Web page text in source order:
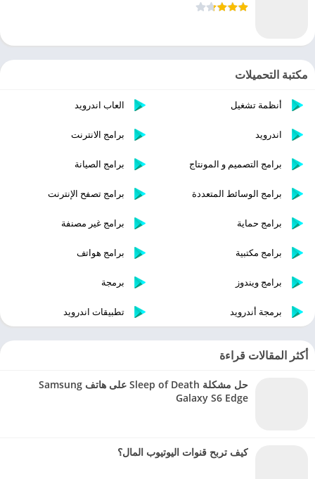
مكتبة التحميلات
أنظمة تشغيل العاب اندرويد
اندرويد برامج الانترنت
برامج التصميم و المونتاج برامج الصيانة
برامج الوسائط المتعددة برامج تصفح الإنترنت
برامج حماية برامج غير مصنفة
برامج مكتبية برامج هواتف
برامج ويندوز برمجة
برمجة أندرويد تطبيقات اندرويد
أكثر المقالات قراءة
حل مشكلة Sleep of Death على هاتف Samsung
Galaxy S6 Edge
كيف تربح قنوات اليوتيوب المال؟